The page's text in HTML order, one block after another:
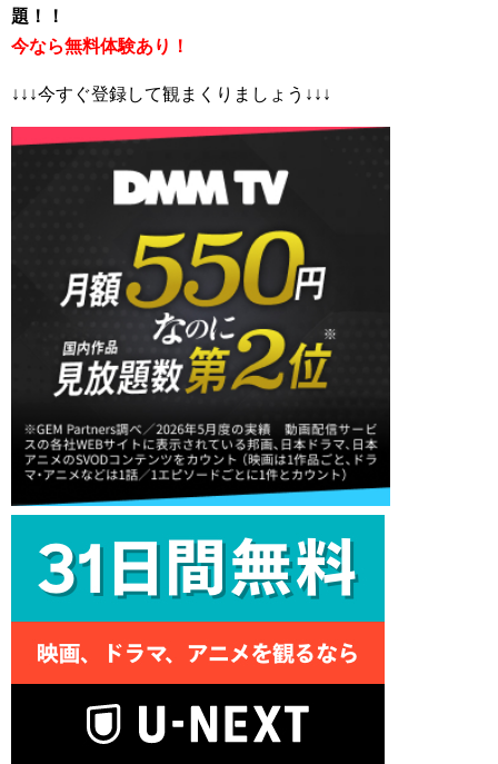
題！！
今なら無料体験あり！
↓↓↓今すぐ登録して観まくりましょう↓↓↓